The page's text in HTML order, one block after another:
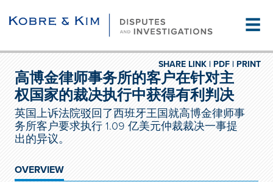
☰
PRINT
PDF |
SHARE LINK |
高博金律师事务所的客户在针对主
权国家的裁决执行中获得有利判决
英国上诉法院驳回了西班牙王国就高博金律师事
务所客户要求执行 1.09 亿美元仲裁裁决一事提
出的异议。
OVERVIEW